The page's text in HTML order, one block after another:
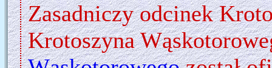
Zasadniczy odcinek
Krotoszyna